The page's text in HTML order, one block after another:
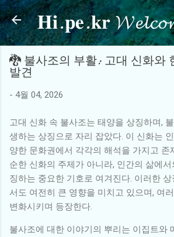
기본 콘텐츠로 건너뛰
𝐇𝐢.𝐩𝐞.𝐤𝐫
🐉 불사조의 부활: 고대 신화와
발견
- 4월 04, 2026
고대 신화 속 불사조는 태양을 상징하며,
생하는 상징으로 자리 잡았다. 이 신화는
양한 문화권에서 각각의 해석을 가지고 존
순한 신화의 주제가 아니라, 인간의 삶에
징하는 중요한 기호로 여겨진다. 이러한
서도 여전히 큰 영향을 미치고 있으며, 여
변화시키며 등장한다.
불사조에 대한 이야기의 뿌리는 이집트와